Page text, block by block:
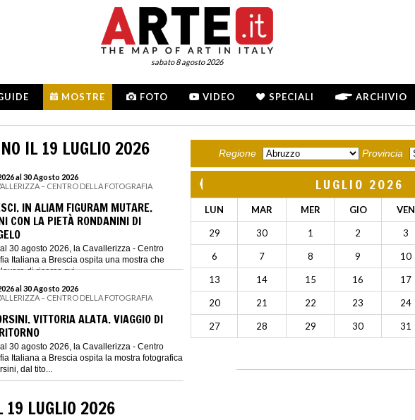
sabato 8 agosto 2026
MOSTRE FOTO VIDEO SPECIALI ARCHIVIO
IL 19 LUGLIO 2026
al 30 Agosto 2026
– CENTRO DELLA FOTOGRAFIA
IN ALIAM FIGURAM MUTARE.
CON LA PIETÀ RONDANINI DI
30 agosto 2026, la Cavallerizza - Centro
Italiana a Brescia ospita una mostra che
di ricerca svi...
al 30 Agosto 2026
– CENTRO DELLA FOTOGRAFIA
VITTORIA ALATA. VIAGGIO DI
30 agosto 2026, la Cavallerizza - Centro
Italiana a Brescia ospita la mostra fotografica
dal tito...
19 LUGLIO 2026
Regione Provincia
LUGLIO 2026
LUN MAR MER GIO VEN
29 30 1 2 3
6 7 8 9 10
13 14 15 16 17
20 21 22 23 24
27 28 29 30 31